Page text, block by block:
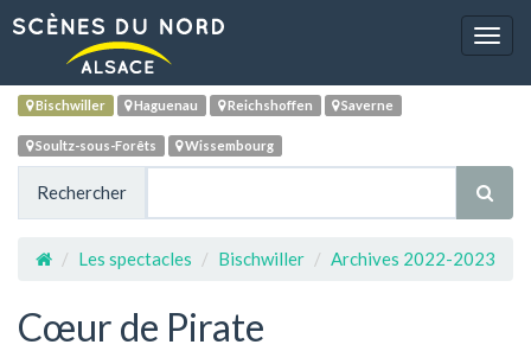
Bischwiller Haguenau Reichshoffen Saverne
Soultz-sous-Forêts Wissembourg
Rechercher
Les spectacles Bischwiller Archives 2022-2023
Cœur de Pirate